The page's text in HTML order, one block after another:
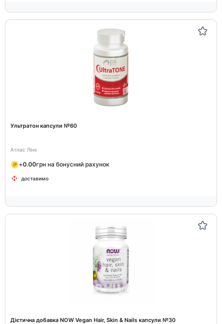
Ультратон капсули №60
Атлас Лінк
+0.00грн на бонусний рахунок
доставимо
Дієтична добавка NOW Vegan Hair, Skin & Nails капсули №30